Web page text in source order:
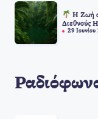
Η Ζωή
Διεθνούς
29